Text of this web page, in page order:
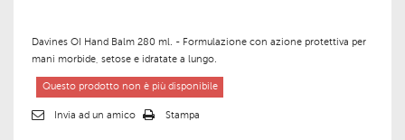
Davines OI Hand Balm 280 ml. - Formulazione con azione protettiva per
mani morbide, setose e idratate a lungo.
Questo prodotto non è più disponibile
Invia ad un amico Stampa